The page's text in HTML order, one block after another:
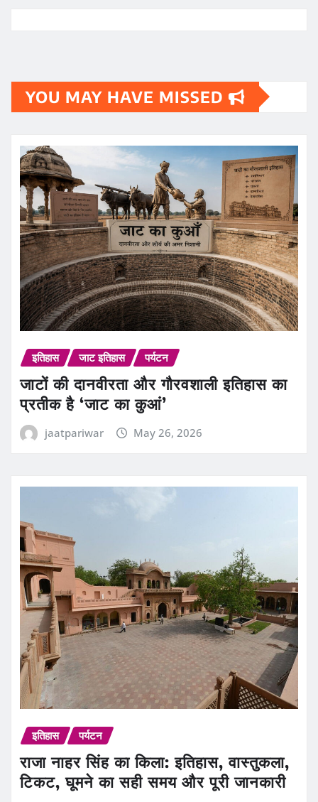
YOU MAY HAVE MISSED
इतिहास जाट इतिहास पर्यटन
जाटों की दानवीरता और गौरवशाली इतिहास का
प्रतीक है ‘जाट का कुआं’
jaatpariwar May 26, 2026
इतिहास पर्यटन
राजा नाहर सिंह का किला: इतिहास, वास्तुकला,
टिकट, घूमने का सही समय और पूरी जानकारी